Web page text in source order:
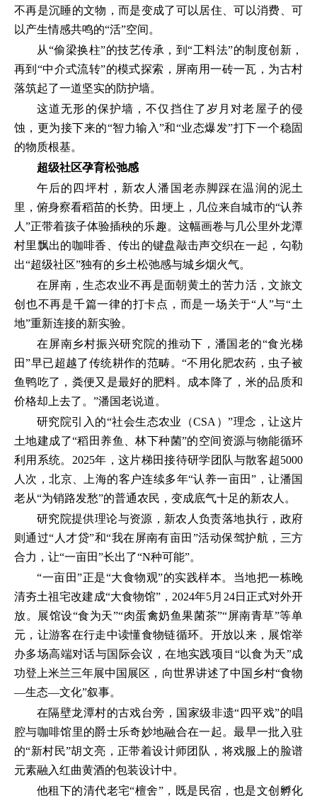
不再是沉睡的文物，而是变成了可以居住、可以消费、可
以产生情感共鸣的“活”空间。
从“偷梁换柱”的技艺传承，到“工料法”的制度创新，
再到“中介式流转”的模式探索，屏南用一砖一瓦，为古村
落筑起了一道坚实的防护墙。
这道无形的保护墙，不仅挡住了岁月对老屋子的侵
蚀，更为接下来的“智力输入”和“业态爆发”打下一个稳固
的物质根基。
超级社区孕育松弛感
午后的四坪村，新农人潘国老赤脚踩在温润的泥土
里，俯身察看稻苗的长势。田埂上，几位来自城市的“认养
人”正带着孩子体验插秧的乐趣。这幅画卷与几公里外龙潭
村里飘出的咖啡香、传出的键盘敲击声交织在一起，勾勒
出“超级社区”独有的乡土松弛感与城乡烟火气。
在屏南，生态农业不再是面朝黄土的苦力活，文旅文
创也不再是千篇一律的打卡点，而是一场关于“人”与“土
地”重新连接的新实验。
在屏南乡村振兴研究院的推动下，潘国老的“食光梯
田”早已超越了传统耕作的范畴。“不用化肥农药，虫子被
鱼鸭吃了，粪便又是最好的肥料。成本降了，米的品质和
价格却上去了。”潘国老说道。
研究院引入的“社会生态农业（CSA）”理念，让这片
土地建成了“稻田养鱼、林下种菌”的空间资源与物能循环
利用系统。2025年，这片梯田接待研学团队与散客超5000
人次，北京、上海的客户连续多年“认养一亩田”，让潘国
老从“为销路发愁”的普通农民，变成底气十足的新农人。
研究院提供理论与资源，新农人负责落地执行，政府
则通过“人才贷”和“我在屏南有亩田”活动保驾护航，三方
合力，让“一亩田”长出了“N种可能”。
“一亩田”正是“大食物观”的实践样本。当地把一栋晚
清夯土祖宅改建成“大食物馆”，2024年5月24日正式对外开
放。展馆设“食为天”“肉蛋禽奶鱼果菌茶”“屏南青草”等单
元，让游客在行走中读懂食物链循环。开放以来，展馆举
办多场高端对话与国际会议，在地实践项目“以食为天”成
功登上米兰三年展中国展区，向世界讲述了中国乡村“食物
—生态—文化”叙事。
在隔壁龙潭村的古戏台旁，国家级非遗“四平戏”的唱
腔与咖啡馆里的爵士乐奇妙地融合在一起。最早一批入驻
的“新村民”胡文亮，正带着设计师团队，将戏服上的脸谱
元素融入红曲黄酒的包装设计中。
他租下的清代老宅“檀舍”，既是民宿，也是文创孵化